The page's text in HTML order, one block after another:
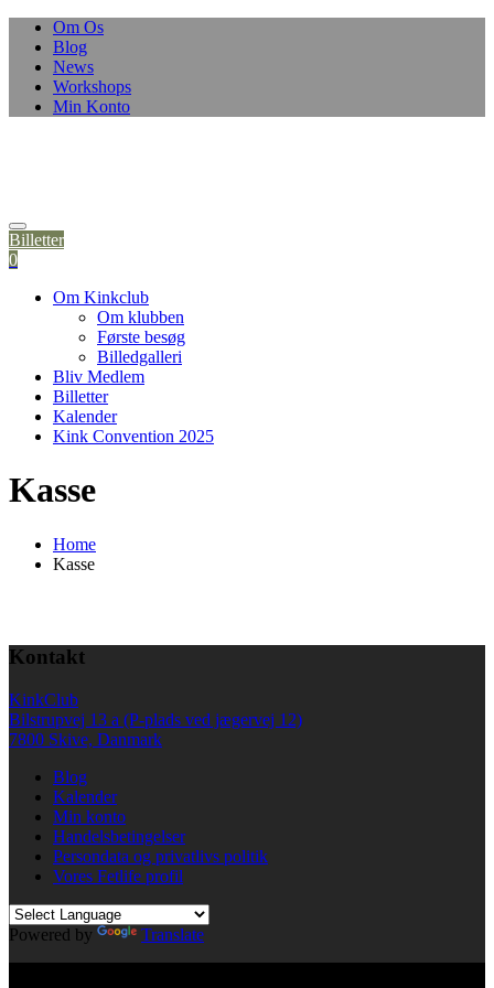
Om Os
Blog
News
Workshops
Min Konto
Billetter
0
Om Kinkclub
Om klubben
Første besøg
Billedgalleri
Bliv Medlem
Billetter
Kalender
Kink Convention 2025
Kasse
Home
Kasse
Kontakt
KinkClub
Bilstrupvej 13 a (P-plads ved jægervej 12)
7800 Skive, Danmark
Blog
Kalender
Min konto
Handelsbetingelser
Persondata og privatlivs politik
Vores Fetlife profil
Powered by
Translate